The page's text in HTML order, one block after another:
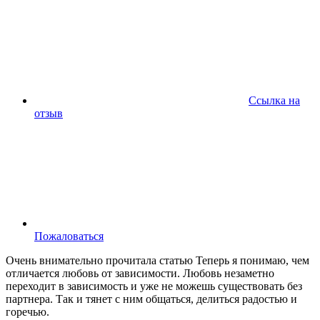
Ссылка на
отзыв
Пожаловаться
Очень внимательно прочитала статью Теперь я понимаю, чем
отличается любовь от зависимости. Любовь незаметно
переходит в зависимость и уже не можешь существовать без
партнера. Так и тянет с ним общаться, делиться радостью и
горечью.